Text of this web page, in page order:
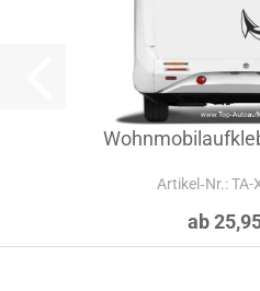
Artikel‑Nr.:
ab